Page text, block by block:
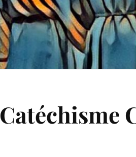
Catéchisme